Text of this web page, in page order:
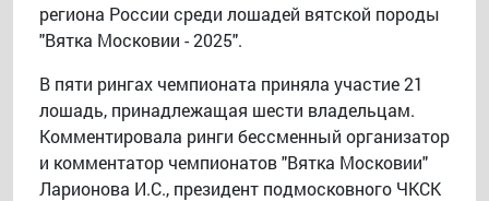
региона России среди лошадей вятской породы
"Вятка Московии - 2025".
В пяти рингах чемпионата приняла участие 21
лошадь, принадлежащая шести владельцам.
Комментировала ринги бессменный организатор
и комментатор чемпионатов "Вятка Московии"
Ларионова И.С., президент подмосковного ЧКСК